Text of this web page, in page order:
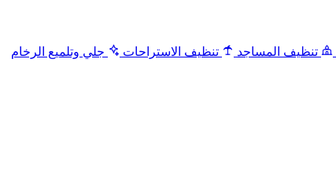
تنظيف المساجد تنظيف الاستراحات
جلي وتلميع الرخام